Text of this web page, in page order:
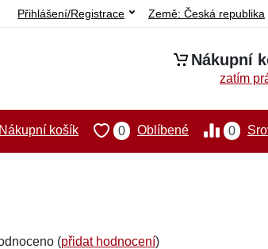
Země: Česká republika
Přihlášení/Registrace
Nákupní
zatím
0
0 Oblíbené
Nákupní košík
(přidat hodnocení)